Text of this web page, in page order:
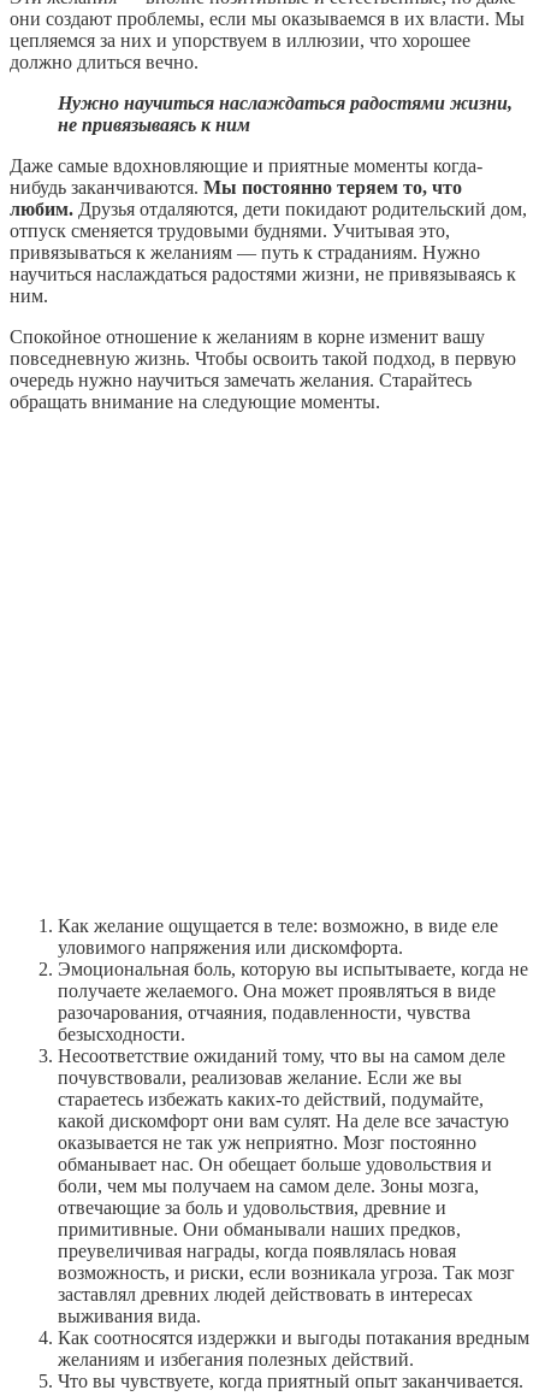
они создают проблемы, если мы оказываемся в их власти. Мы
цепляемся за них и упорствуем в иллюзии, что хорошее
должно длиться вечно.
Нужно научиться наслаждаться радостями жизни,
не привязываясь к ним
Даже самые вдохновляющие и приятные моменты когда-
нибудь заканчиваются. Мы постоянно теряем то, что
любим. Друзья отдаляются, дети покидают родительский дом,
отпуск сменяется трудовыми буднями. Учитывая это,
привязываться к желаниям — путь к страданиям. Нужно
научиться наслаждаться радостями жизни, не привязываясь к
ним.
Спокойное отношение к желаниям в корне изменит вашу
повседневную жизнь. Чтобы освоить такой подход, в первую
очередь нужно научиться замечать желания. Старайтесь
обращать внимание на следующие моменты.
Как желание ощущается в теле: возможно, в виде еле
уловимого напряжения или дискомфорта.
Эмоциональная боль, которую вы испытываете, когда не
получаете желаемого. Она может проявляться в виде
разочарования, отчаяния, подавленности, чувства
безысходности.
Несоответствие ожиданий тому, что вы на самом деле
почувствовали, реализовав желание. Если же вы
стараетесь избежать каких-то действий, подумайте,
какой дискомфорт они вам сулят. На деле все зачастую
оказывается не так уж неприятно. Мозг постоянно
обманывает нас. Он обещает больше удовольствия и
боли, чем мы получаем на самом деле. Зоны мозга,
отвечающие за боль и удовольствия, древние и
примитивные. Они обманывали наших предков,
преувеличивая награды, когда появлялась новая
возможность, и риски, если возникала угроза. Так мозг
заставлял древних людей действовать в интересах
выживания вида.
Как соотносятся издержки и выгоды потакания вредным
желаниям и избегания полезных действий.
Что вы чувствуете, когда приятный опыт заканчивается.